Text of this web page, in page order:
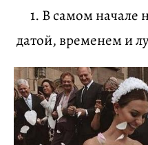
1. В самом начале
датой, временем и